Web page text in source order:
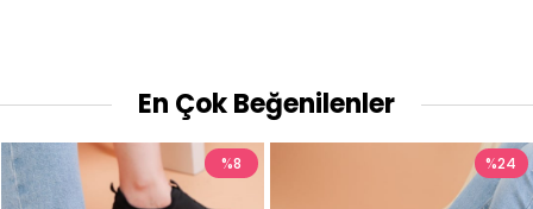
En Çok Beğenilenler
%8 %24